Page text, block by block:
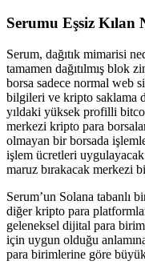
Serumu Eşsiz Kılan
Serum, dağıtık mimarisi
tamamen dağıtılmış blok
borsa sadece normal web
bilgileri ve kripto saklama
yıldaki yüksek profilli
merkezi kripto para
olmayan bir borsada
işlem ücretleri
maruz bırakacak merkezi
Serum’un Solana tabanlı
diğer kripto para
geleneksel dijital para
için uygun olduğu
para birimlerine göre